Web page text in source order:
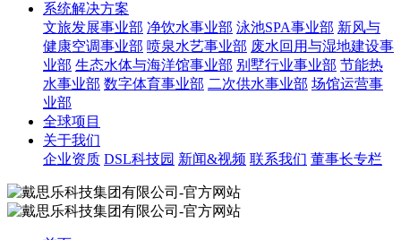
系统解决方案
文旅发展事业部 净饮水事业部 泳池SPA事业部 新风与
健康空调事业部 喷泉水艺事业部 废水回用与湿地建设事
业部 生态水体与海洋馆事业部 别墅行业事业部 节能热
水事业部 数字体育事业部 二次供水事业部 场馆运营事
业部
全球项目
关于我们
企业资质 DSL科技园 新闻&视频 联系我们 董事长专栏